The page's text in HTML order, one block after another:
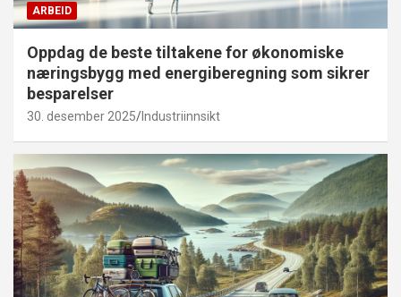
ARBEID
Oppdag de beste tiltakene for økonomiske
næringsbygg med energiberegning som sikrer
besparelser
30. desember 2025 Industriinnsikt